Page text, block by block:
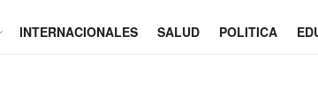
INTERNACIONALES SALUD POLITICA